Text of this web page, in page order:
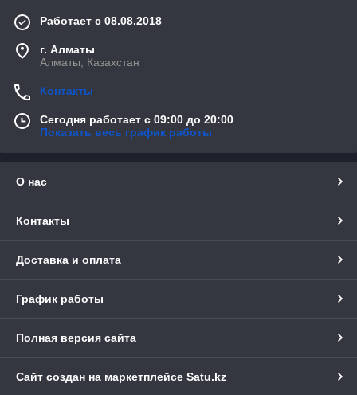
Работает с 08.08.2018
г. Алматы
Алматы, Казахстан
Контакты
Сегодня работает с 09:00 до 20:00
Показать весь график работы
О нас
Контакты
Доставка и оплата
График работы
Полная версия сайта
Сайт создан на маркетплейсе Satu.kz